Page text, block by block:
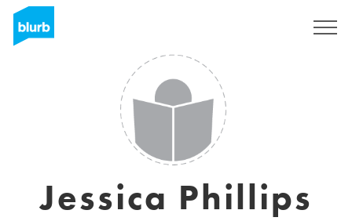
Jessica Phillips